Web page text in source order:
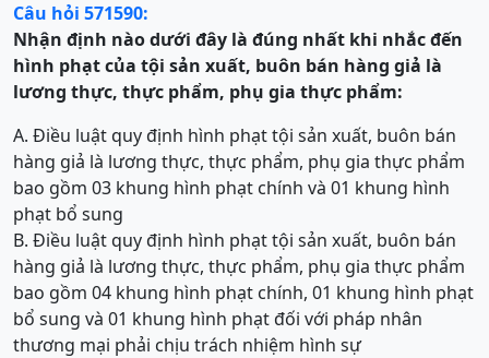
Câu hỏi 571590:
Nhận định nào dưới đây là đúng nhất khi nhắc đến
hình phạt của tội sản xuất, buôn bán hàng giả là
lương thực, thực phẩm, phụ gia thực phẩm:
A. Điều luật quy định hình phạt tội sản xuất, buôn bán
hàng giả là lương thực, thực phẩm, phụ gia thực phẩm
bao gồm 03 khung hình phạt chính và 01 khung hình
phạt bổ sung
B. Điều luật quy định hình phạt tội sản xuất, buôn bán
hàng giả là lương thực, thực phẩm, phụ gia thực phẩm
bao gồm 04 khung hình phạt chính, 01 khung hình phạt
bổ sung và 01 khung hình phạt đối với pháp nhân
thương mại phải chịu trách nhiệm hình sự